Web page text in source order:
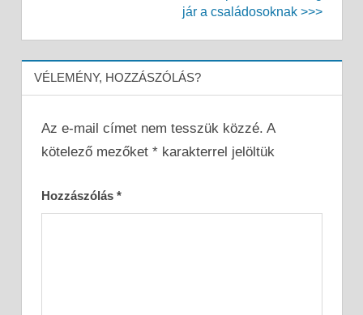
jár a családosoknak >>>
VÉLEMÉNY, HOZZÁSZÓLÁS?
Az e-mail címet nem tesszük közzé. A
kötelező mezőket *karakterrel jelöltük
Hozzászólás *